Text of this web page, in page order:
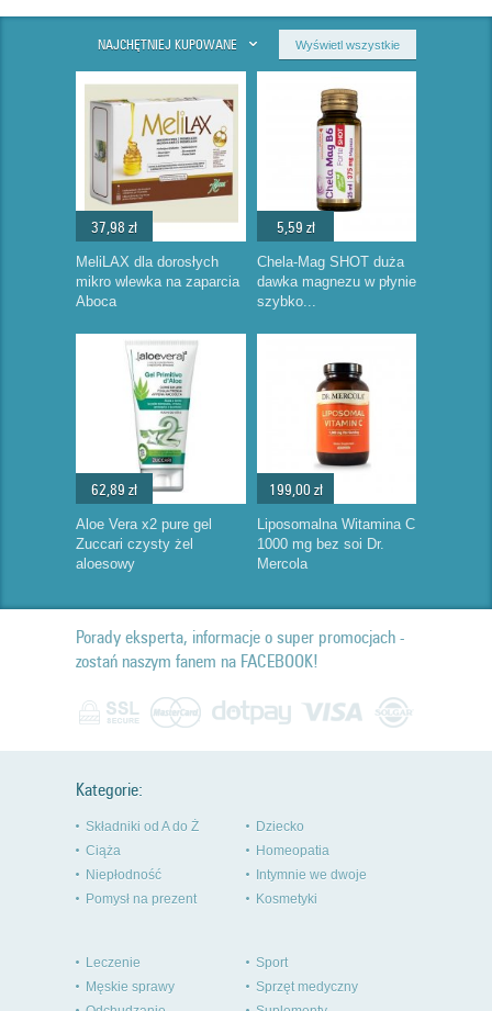
NAJCHĘTNIEJ KUPOWANE Wyświetl wszystkie
37,98 zł
MeliLAX dla dorosłych
mikro wlewka na zaparcia
Aboca
5,59 zł
Chela-Mag SHOT duża
dawka magnezu w płynie
szybko...
62,89 zł
Aloe Vera x2 pure gel
Zuccari czysty żel
aloesowy
199,00 zł
Liposomalna Witamina C
1000 mg bez soi Dr.
Mercola
Porady eksperta, informacje o super promocjach -
zostań naszym fanem na FACEBOOK!
Kategorie:
Składniki od A do Ż
Ciąża
Niepłodność
Pomysł na prezent
Dziecko
Homeopatia
Intymnie we dwoje
Kosmetyki
Leczenie
Męskie sprawy
Sport
Sprzęt medyczny